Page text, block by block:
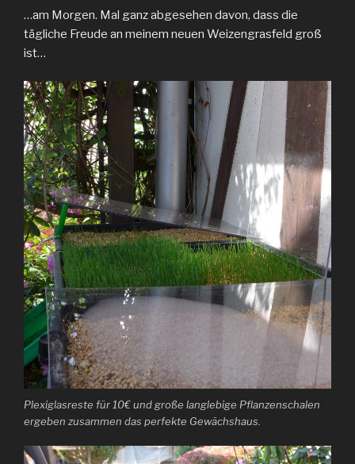
…am Morgen. Mal ganz abgesehen davon, dass die
tägliche Freude an meinem neuen Weizengrasfeld groß
ist…
Plexiglasreste für 10€ und große langlebige Pflanzenschalen
ergeben zusammen das perfekte Gewächshaus.